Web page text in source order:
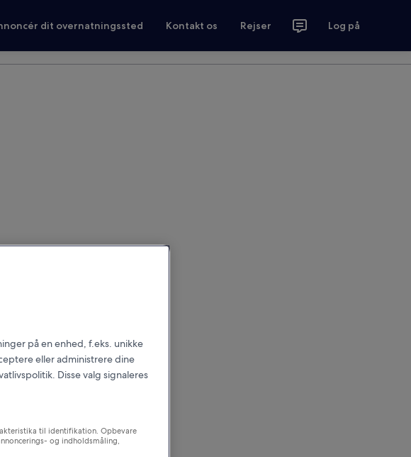
dit overnatningssted Kontakt os Rejser Log på
på en enhed, f.eks. unikke
eller administrere dine
Disse valg signaleres
til identifikation. Opbevare
og indholdsmåling,